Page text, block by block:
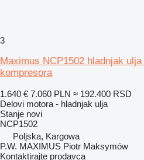
3
Maximus NCP1502 hladnjak
kompresora
1.640 € 7.060 PLN ≈ 192.400 RSD
Delovi motora - hladnjak ulja
Stanje novi
NCP1502
Poljska, Kargowa
P.W. MAXIMUS Piotr Maksymów
Kontaktirajte prodavca